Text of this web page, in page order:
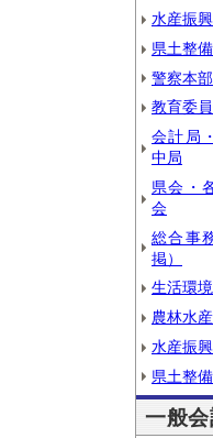
水産振
県土整
警察本部
教育委
会計局
中局
県会・
会
総合事
掲）
生活環
農林水
水産振
県土整
一般